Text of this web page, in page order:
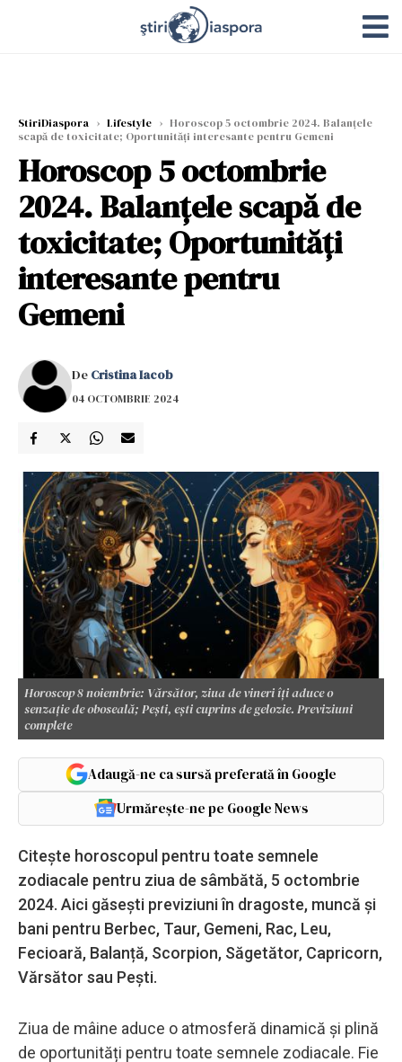
StiriDiaspora › Lifestyle › Horoscop 5 octombrie 2024. Balanțele
scapă de toxicitate; Oportunități interesante pentru Gemeni
Horoscop 5 octombrie
2024. Balanțele scapă de
toxicitate; Oportunități
interesante pentru
Gemeni
De Cristina Iacob
04 OCTOMBRIE 2024
Horoscop 8 noiembrie: Vărsător, ziua de vineri îți aduce o
senzație de oboseală; Pești, ești cuprins de gelozie. Previziuni
complete
Adaugă-ne ca sursă preferată în Google
Urmărește-ne pe Google News
Citește horoscopul pentru toate semnele
zodiacale pentru ziua de sâmbătă, 5 octombrie
2024. Aici găsești previziuni în dragoste, muncă și
bani pentru Berbec, Taur, Gemeni, Rac, Leu,
Fecioară, Balanță, Scorpion, Săgetător, Capricorn,
Vărsător sau Pești.
Ziua de mâine aduce o atmosferă dinamică și plină
de oportunități pentru toate semnele zodiacale. Fie